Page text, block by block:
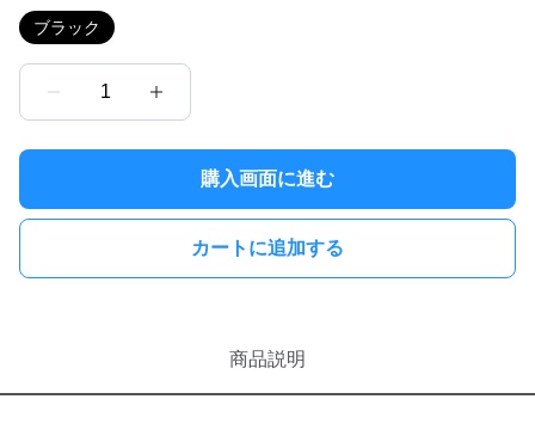
ブラック
1
購入画面に進む
カートに追加する
商品説明